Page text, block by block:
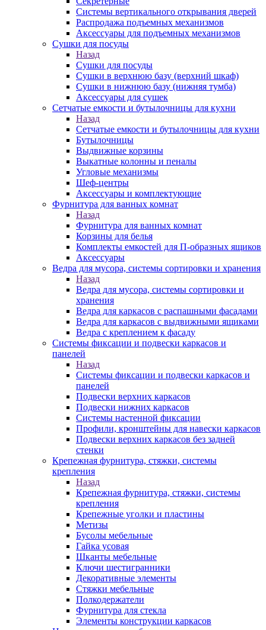
Системы вертикального открывания дверей
Распродажа подъемных механизмов
Аксессуары для подъемных механизмов
Сушки для посуды
Назад
Сушки для посуды
Сушки в верхнюю базу (верхний шкаф)
Сушки в нижнюю базу (нижняя тумба)
Аксессуары для сушек
Сетчатые емкости и бутылочницы для кухни
Назад
Сетчатые емкости и бутылочницы для кухни
Бутылочницы
Выдвижные корзины
Выкатные колонны и пеналы
Угловые механизмы
Шеф-центры
Аксессуары и комплектующие
Фурнитура для ванных комнат
Назад
Фурнитура для ванных комнат
Корзины для белья
Комплекты емкостей для П-образных ящиков
Аксессуары
Ведра для мусора, системы сортировки и хранения
Назад
Ведра для мусора, системы сортировки и
хранения
Ведра для каркасов с распашными фасадами
Ведра для каркасов с выдвижными ящиками
Ведра с креплением к фасаду
Системы фиксации и подвески каркасов и
панелей
Назад
Системы фиксации и подвески каркасов и
панелей
Подвески верхних каркасов
Подвески нижних каркасов
Системы настенной фиксации
Профили, кронштейны для навески каркасов
Подвески верхних каркасов без задней
стенки
Крепежная фурнитура, стяжки, системы
крепления
Назад
Крепежная фурнитура, стяжки, системы
крепления
Крепежные уголки и пластины
Метизы
Бусолы мебельные
Гайка усовая
Шканты мебельные
Ключи шестигранники
Декоративные элементы
Стяжки мебельные
Полкодержатели
Фурнитура для стекла
Элементы конструкции каркасов